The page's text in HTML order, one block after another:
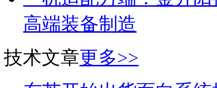
高端装备制造
技术文章更多>>